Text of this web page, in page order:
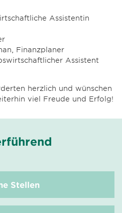
Assistentin
Finanzplaner
Assistent
herzlich und wünschen
viel Freude und Erfolg!
Stellen